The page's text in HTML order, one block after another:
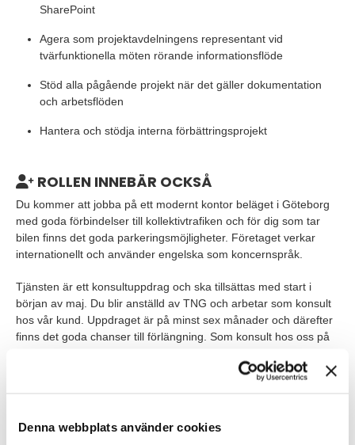
Denna webbplats använder cookies
SharePoint
Agera som projektavdelningens representant vid
tvärfunktionella möten rörande informationsflöde
Stöd alla pågående projekt när det gäller dokumentation
och arbetsflöden
Hantera och stödja interna förbättringsprojekt
ROLLEN INNEBÄR OCKSÅ
Du kommer att jobba på ett modernt kontor beläget i Göteborg
med goda förbindelser till kollektivtrafiken och för dig som tar
bilen finns det goda parkeringsmöjligheter. Företaget verkar
internationellt och använder engelska som koncernspråk.
Tjänsten är ett konsultuppdrag och ska tillsättas med start i
början av maj. Du blir anställd av TNG och arbetar som konsult
hos vår kund. Uppdraget är på minst sex månader och därefter
finns det goda chanser till förlängning. Som konsult hos oss på
friskvårdsbidrag. Vi är även intresserad av dig som vill jobba
VEM ÄR DU?